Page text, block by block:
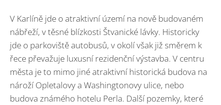
V Karlíně jde o atraktivní území na nově budovaném
nábřeží, v těsné blízkosti Štvanické lávky. Historicky
jde o parkoviště autobusů, v okolí však již směrem k
řece převažuje luxusní rezidenční výstavba. V centru
města je to mimo jiné atraktivní historická budova na
nároží Opletalovy a Washingtonovy ulice, nebo
budova známého hotelu Perla. Další pozemky, které